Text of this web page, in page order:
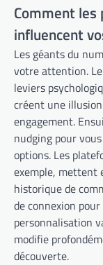
Comment
influencent
Les géants du
votre attention.
leviers
créent une
engagement.
nudging pour
options. Les
exemple, mettent
historique de
de connexion
personnalisation
modifie
découverte.